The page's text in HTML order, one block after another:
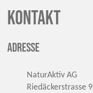
Kontakt
Adresse
NaturAktiv AG
Riedäckerstrasse 9